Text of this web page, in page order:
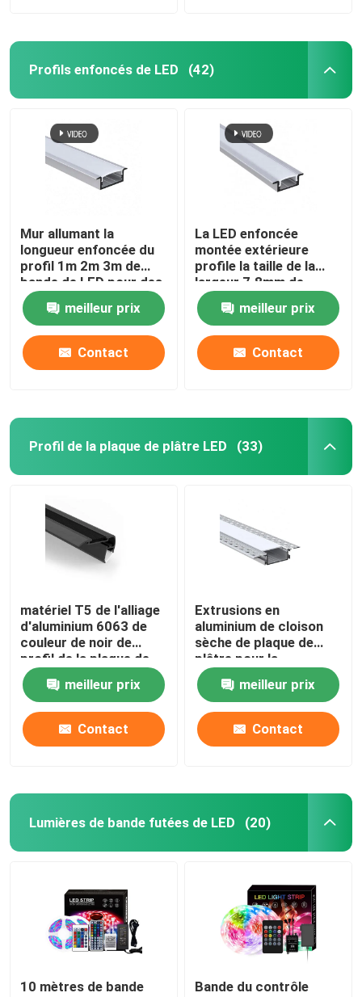
Profils enfoncés de LED (42)
Mur allumant la
longueur enfoncée du
profil 1m 2m 3m de
bande de LED pour des
armoires de vin de
garde-robesmeilleur prix
Contact
La LED enfoncée
montée extérieure
profile la taille de la
largeur 7.8mm de
17mm pour la lumière
de Cabinetmeilleur prix
Contact
Profil de la plaque de plâtre LED (33)
matériel T5 de l'alliage
d'aluminium 6063 de
couleur de noir de
profil de la plaque de
plâtre LED de 1m 2m
meilleur prix
Contact
Extrusions en
aluminium de cloison
sèche de plaque de
plâtre pour la
couverture
transparente de
lumières de LED
meilleur prix
Contact
Lumières de bande futées de LED (20)
10 mètres de bande
Bande du contrôle